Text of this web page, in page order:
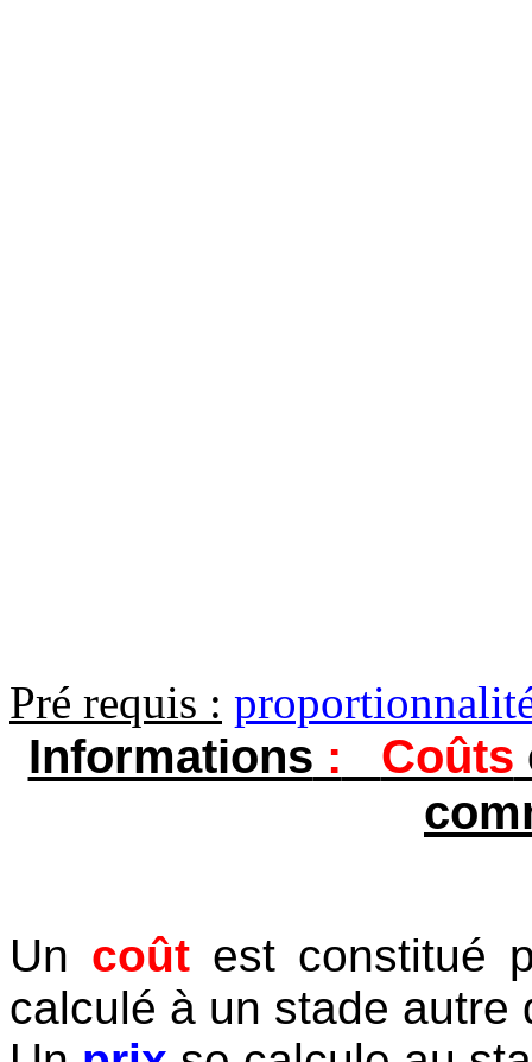
Pré requis :
Informations : Coûts
Un coûtest constitué
calculé à un stade autre